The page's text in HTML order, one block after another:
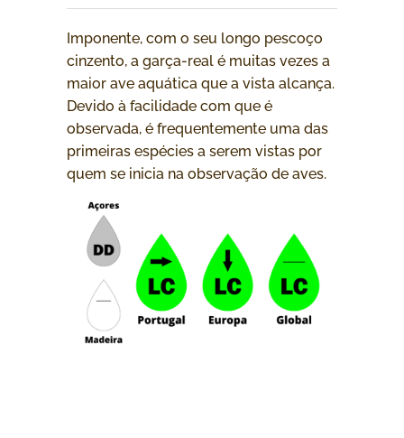
Imponente, com o seu longo pescoço
cinzento, a garça-real é muitas vezes a
maior ave aquática que a vista alcança.
Devido à facilidade com que é
observada, é frequentemente uma das
primeiras espécies a serem vistas por
quem se inicia na observação de aves.